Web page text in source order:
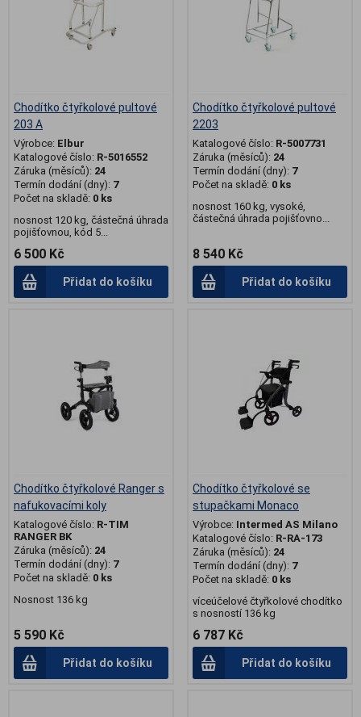
Chodítko čtyřkolové pultové
203 A
Výrobce: Elbur
Katalogové číslo: R-5016552
Záruka (měsíců): 24
Termín dodání (dny): 7
Počet na skladě: 0 ks
nosnost 120 kg, částečná úhrada
pojišťovnou, kód 5...
6 500 Kč
Přidat do košíku
Chodítko čtyřkolové pultové
2203
Katalogové číslo: R-5007731
Záruka (měsíců): 24
Termín dodání (dny): 7
Počet na skladě: 0 ks
nosnost 160 kg, vysoké,
částečná úhrada pojišťovno...
8 540 Kč
Přidat do košíku
Chodítko čtyřkolové Ranger s
nafukovacími koly
Katalogové číslo: R-TIM
RANGER BK
Záruka (měsíců): 24
Termín dodání (dny): 7
Počet na skladě: 0 ks
Nosnost 136 kg
5 590 Kč
Přidat do košíku
Chodítko čtyřkolové se
stupačkami Monaco
Výrobce: Intermed AS Milano
Katalogové číslo: R-RA-173
Záruka (měsíců): 24
Termín dodání (dny): 7
Počet na skladě: 0 ks
víceúčelové čtyřkolové chodítko
s nosností 136 kg
6 787 Kč
Přidat do košíku